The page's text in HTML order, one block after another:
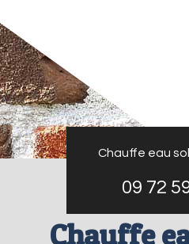
Chauffe eau
09 72
Chauffe